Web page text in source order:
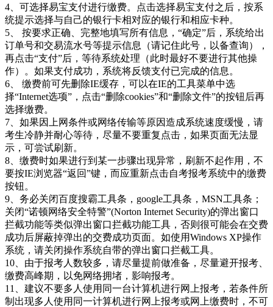
4、可选择易宝支付进行缴费。点击选择易宝支付之后，按系
统提示选择与自己的银行卡相对应的银行和相应卡种。
5、 按要求正确、完整地填写所有信息，“确定”后，系统给出
订单号和交易流水号等提示信息（请记住此号，以备查询），
再点击“支付”后，等待系统处理（此时最好不要进行其他操
作）。如果支付成功，系统将反馈支付已完成的信息。
6、 缴费前可先删除IE缓存，可以在IE的工具菜单中选
择“Internet选项”，点击“删除cookies”和“删除文件”的按钮后再
选择缴费。
7、如果因上网条件或网络传输等原因造成系统速度缓慢，请
考生冷静并耐心等待，尽量不要重复点击，如果页面无法显
示，可尝试刷新。
8、缴费时如果进行到某一步骤出现异常，刷新不起作用，不
要按IE浏览器“返回”键，而应重新点击自考报考系统中的缴费
按钮。
9、务必关闭百度搜霸工具条，google工具条，MSN工具条；
关闭“诺顿网络安全特警”(Norton Internet Security)的弹出窗口
拦截功能等类似弹出窗口拦截功能工具，否则很可能会在交费
成功后屏蔽掉弹出的交费成功页面。如使用Windows XP操作
系统，请关闭操作系统自带的弹出窗口拦截工具。
10、由于报考人数较多，请尽量提前做准备，尽量避开报考、
缴费高峰期，以免网络拥堵，影响报考。
11、建议不要多人使用同一台计算机进行网上报考，若条件所
制出现多人使用同一计算机进行网上报考或网上缴费时，不可